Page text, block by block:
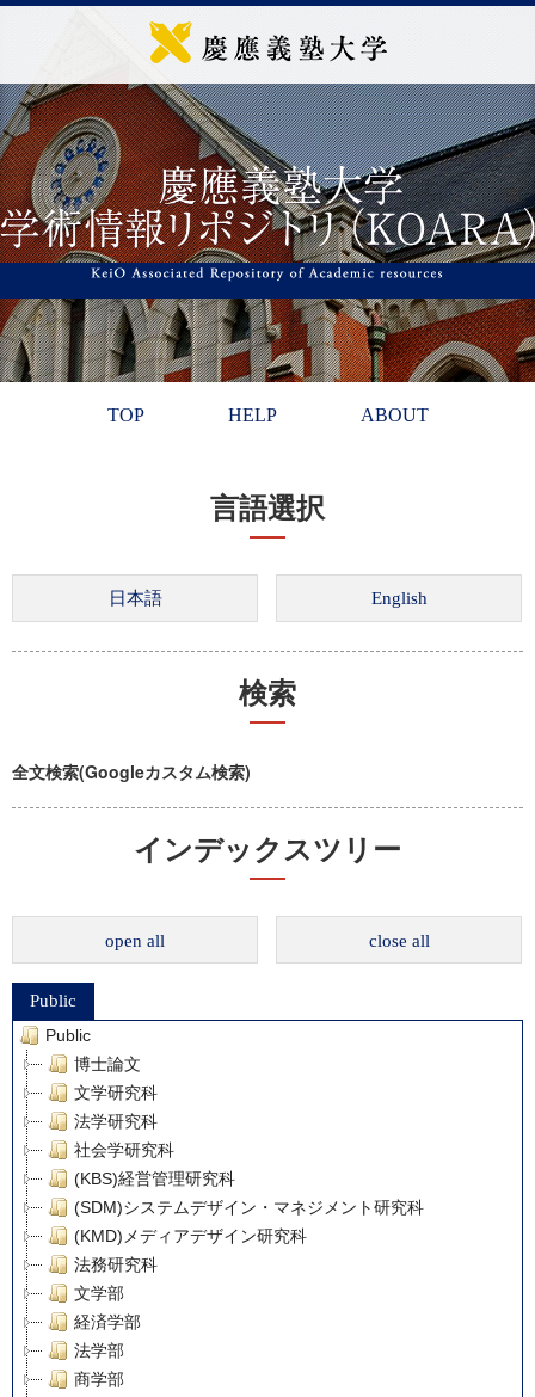
TOP HELP ABOUT
言語選択
検索
全文検索(Googleカスタム検索)
インデックスツリー
open all close all
Public
Public
博士論文
文学研究科
法学研究科
社会学研究科
(KBS)経営管理研究科
(SDM)システムデザイン・マネジメント研究科
(KMD)メディアデザイン研究科
法務研究科
文学部
経済学部
法学部
商学部